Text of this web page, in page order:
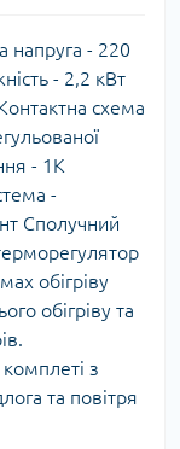
напруга - 220
- 2,2 кВт
схема
- 1К
-
Сполучний
обігріву
обігріву та
з
та повітря